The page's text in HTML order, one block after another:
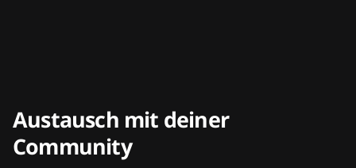
Austausch mit deiner
Community